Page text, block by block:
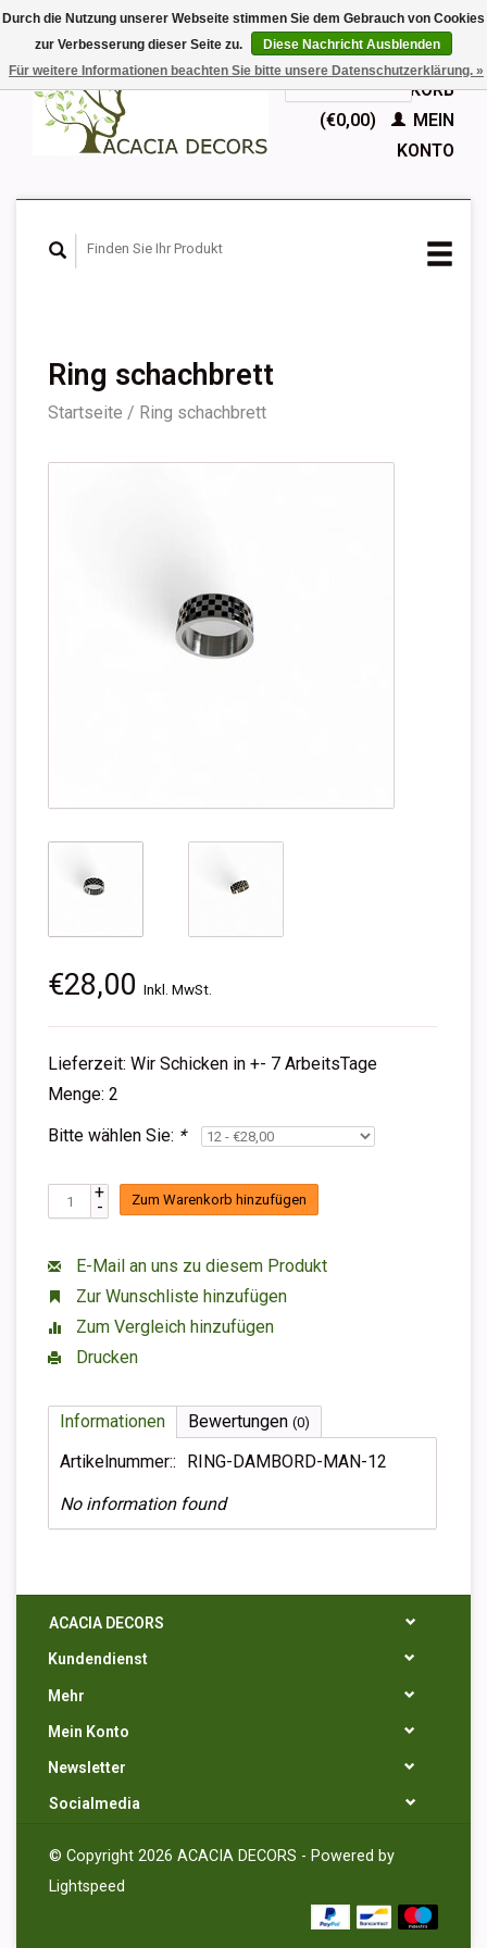
EUR
GBPDeutsch
Nederlands
English
IHR WARENKORB
(€0,00)
MEIN
KONTO
Ring schachbrett
Startseite / Ring schachbrett
€28,00 Inkl. MwSt.
Lieferzeit: Wir Schicken in +- 7 ArbeitsTage
Menge: 2
Bitte wählen Sie: *
+
- Zum Warenkorb hinzufügen
E-Mail an uns zu diesem Produkt
Zur Wunschliste hinzufügen
Zum Vergleich hinzufügen
Drucken
Informationen Bewertungen (0)
Artikelnummer:: RING-DAMBORD-MAN-12
No information found
ACACIA DECORS
Kundendienst
Mehr
Mein Konto
Newsletter
Socialmedia
© Copyright 2026 ACACIA DECORS - Powered by
Lightspeed
Durch die Nutzung unserer Webseite stimmen Sie dem Gebrauch von Cookies
zur Verbesserung dieser Seite zu.
Diese Nachricht Ausblenden
Für weitere Informationen beachten Sie bitte unsere Datenschutzerklärung. »